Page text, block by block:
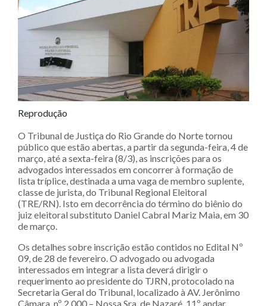
Reprodução
O Tribunal de Justiça do Rio Grande do Norte tornou
público que estão abertas, a partir da segunda-feira, 4 de
março, até a sexta-feira (8/3), as inscrições para os
advogados interessados em concorrer à formação de
lista tríplice, destinada a uma vaga de membro suplente,
classe de jurista, do Tribunal Regional Eleitoral
(TRE/RN). Isto em decorrência do término do biênio do
juiz eleitoral substituto Daniel Cabral Mariz Maia, em 30
de março.
Os detalhes sobre inscrição estão contidos no Edital Nº
09, de 28 de fevereiro. O advogado ou advogada
interessados em integrar a lista deverá dirigir o
requerimento ao presidente do TJRN, protocolado na
Secretaria Geral do Tribunal, localizado à AV. Jerônimo
Câmara, nº 2.000 – Nossa Sra. de Nazaré, 11º andar,